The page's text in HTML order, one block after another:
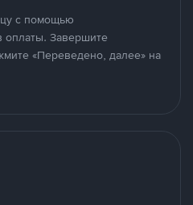
с помощью
оплаты. Завершите
«Переведено, далее» на